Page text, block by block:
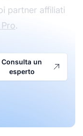
partner affiliati
.
Consulta un
esperto